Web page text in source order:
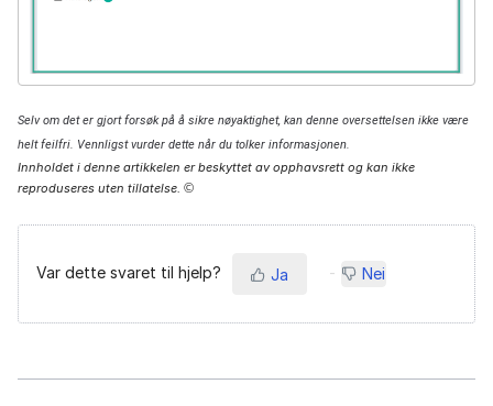
Selv om det er gjort forsøk på å sikre nøyaktighet, kan denne oversettelsen ikke være
helt feilfri. Vennligst vurder dette når du tolker informasjonen.
Innholdet i denne artikkelen er beskyttet av opphavsrett og kan ikke
reproduseres uten tillatelse. ©
Var dette svaret til hjelp? Ja Nei